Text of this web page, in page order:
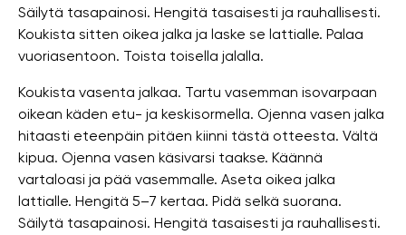
Säilytä tasapainosi. Hengitä tasaisesti ja rauhallisesti.
Koukista sitten oikea jalka ja laske se lattialle. Palaa
vuoriasentoon. Toista toisella jalalla.
Koukista vasenta jalkaa. Tartu vasemman isovarpaan
oikean käden etu- ja keskisormella. Ojenna vasen jalka
hitaasti eteenpäin pitäen kiinni tästä otteesta. Vältä
kipua. Ojenna vasen käsivarsi taakse. Käännä
vartaloasi ja pää vasemmalle. Aseta oikea jalka
lattialle. Hengitä 5–7 kertaa. Pidä selkä suorana.
Säilytä tasapainosi. Hengitä tasaisesti ja rauhallisesti.